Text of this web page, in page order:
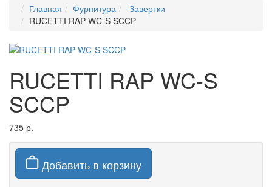
Главная Фурнитура
Завертки
RUCETTI RAP WC-S SCCP
RUCETTI RAP WC-S
SCCP
735 р.
Добавить в корзину